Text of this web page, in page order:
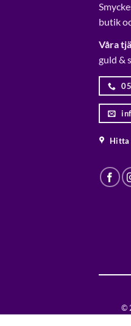
butik
Våra
guld &
Hitta
©